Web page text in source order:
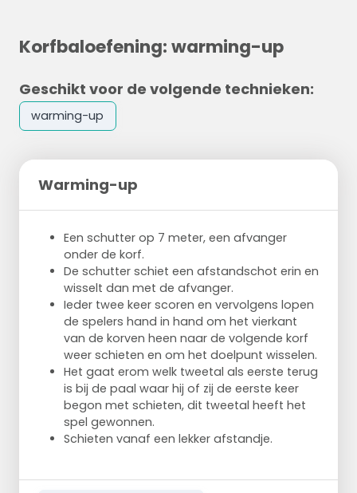
Korfbaloefening: warming-up
Geschikt voor de volgende technieken:
warming-up
Warming-up
Een schutter op 7 meter, een afvanger
onder de korf.
De schutter schiet een afstandschot erin en
wisselt dan met de afvanger.
Ieder twee keer scoren en vervolgens lopen
de spelers hand in hand om het vierkant
van de korven heen naar de volgende korf
weer schieten en om het doelpunt wisselen.
Het gaat erom welk tweetal als eerste terug
is bij de paal waar hij of zij de eerste keer
begon met schieten, dit tweetal heeft het
spel gewonnen.
Schieten vanaf een lekker afstandje.